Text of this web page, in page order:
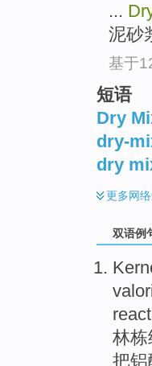
...
泥砂
基于
短语
Dry
dry-
dry
更多网
双语例
林栋
把铝